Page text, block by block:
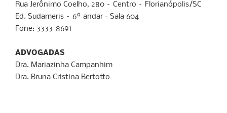
Rua Jerônimo Coelho, 280 – Centro – Florianópolis/SC
Ed. Sudameris – 6º andar - Sala 604
Fone: 3333-8691
ADVOGADAS
Dra. Mariazinha Campanhim
Dra. Bruna Cristina Bertotto